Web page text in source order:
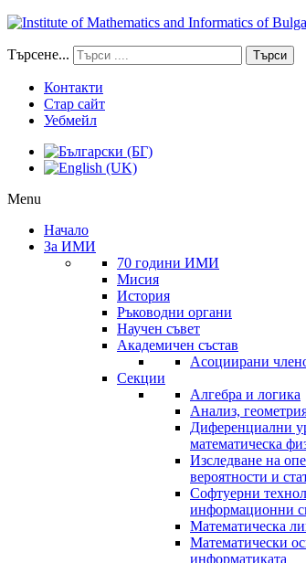
Търсене... Търси
Контакти
Стар сайт
Уебмейл
Menu
Начало
За ИМИ
70 години ИМИ
Мисия
История
Ръководни органи
Научен съвет
Академичен състав
Асоциирани
Секции
Алгебра и логика
Анализ,
Диференциални
математическа
Изследване на
вероятности и
Софтуерни
информационни
Математическа
Математически
информатиката